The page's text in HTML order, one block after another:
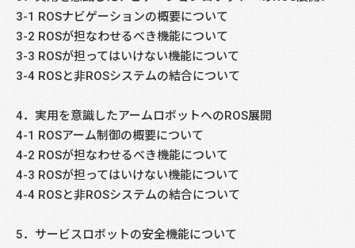
3-1 ROSナビゲーションの概要について
3-2 ROSが担なわせるべき機能について
3-3 ROSが担ってはいけない機能について
3-4 ROSと非ROSシステムの結合について
4．実用を意識したアームロボットへのROS展開
4-1 ROSアーム制御の概要について
4-2 ROSが担なわせるべき機能について
4-3 ROSが担ってはいけない機能について
4-4 ROSと非ROSシステムの結合について
5．サービスロボットの安全機能について